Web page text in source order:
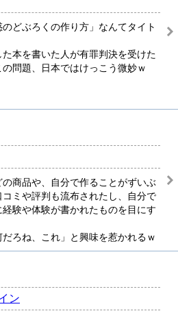
のどぶろくの作り方」なんてタイト
本を書いた人が有罪判決を受けた
問題、日本ではけっこう微妙ｗ
商品や、自分で作ることがずいぶ
ミや評判も流布されたし、自分で
験や体験が書かれたものを目にす
ろね、これ」と興味を惹かれるｗ
ン